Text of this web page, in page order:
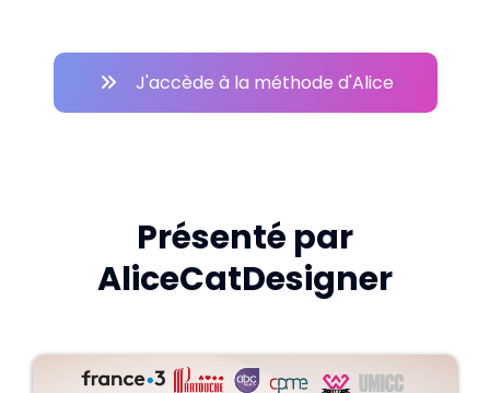
J'accède à la méthode d'Alice
Présenté par
AliceCatDesigner